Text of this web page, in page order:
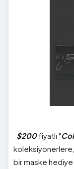
$200fiyatlı "
koleksiyonerlere,
bir maske hediye